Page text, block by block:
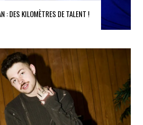
: DES KILOMÈTRES DE TALENT !